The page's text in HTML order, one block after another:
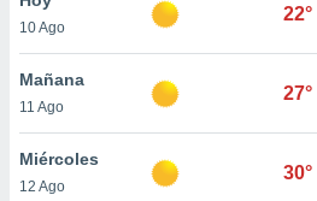
en
más
nuestra
10 Ago
22°
Mañana
11 Ago
27°
Miércoles
12 Ago
30°